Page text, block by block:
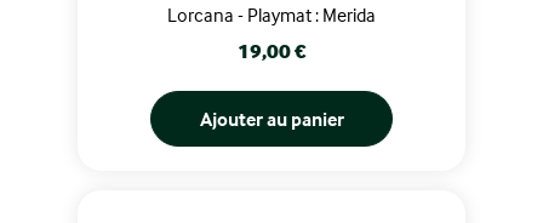
Lorcana - Playmat : Merida
Prix
19,00 €
Ajouter au panier